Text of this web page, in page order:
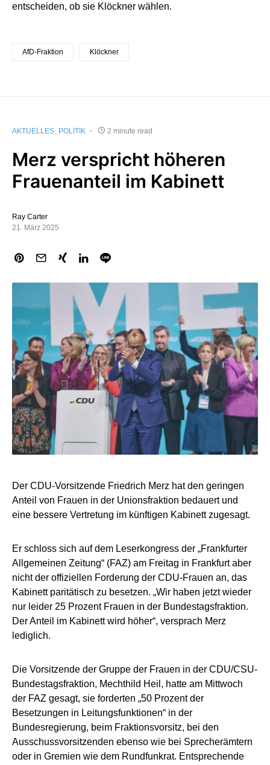
entscheiden, ob sie Klöckner wählen.
AfD-Fraktion Klöckner
AKTUELLES POLITIK 2 minute read
Merz verspricht höheren
Frauenanteil im Kabinett
Ray Carter
21. März 2025
Der CDU-Vorsitzende Friedrich Merz hat den geringen
Anteil von Frauen in der Unionsfraktion bedauert und
eine bessere Vertretung im künftigen Kabinett zugesagt.
Er schloss sich auf dem Leserkongress der „Frankfurter
Allgemeinen Zeitung“ (FAZ) am Freitag in Frankfurt aber
nicht der offiziellen Forderung der CDU-Frauen an, das
Kabinett paritätisch zu besetzen. „Wir haben jetzt wieder
nur leider 25 Prozent Frauen in der Bundestagsfraktion.
Der Anteil im Kabinett wird höher“, versprach Merz
lediglich.
Die Vorsitzende der Gruppe der Frauen in der CDU/CSU-
Bundestagsfraktion, Mechthild Heil, hatte am Mittwoch
der FAZ gesagt, sie forderten „50 Prozent der
Besetzungen in Leitungsfunktionen“ in der
Bundesregierung, beim Fraktionsvorsitz, bei den
Ausschussvorsitzenden ebenso wie bei Sprecherämtern
oder in Gremien wie dem Rundfunkrat. Entsprechende